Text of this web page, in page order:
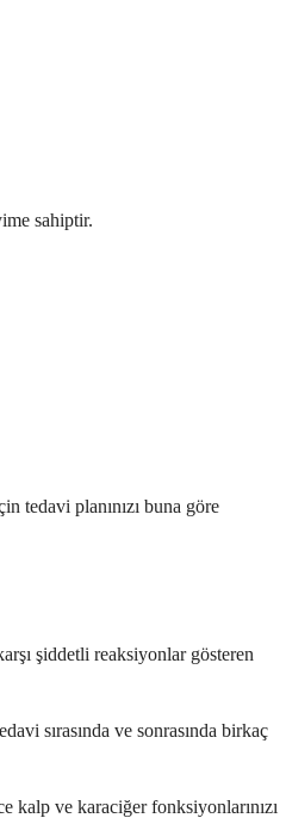
sahiptir.
tedavi planınızı buna göre
şiddetli reaksiyonlar gösteren
sırasında ve sonrasında birkaç
kalp ve karaciğer fonksiyonlarınızı